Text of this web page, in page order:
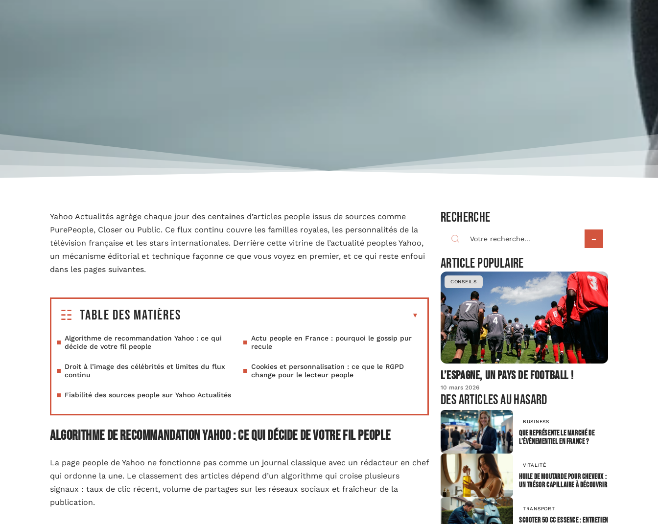
Yahoo Actualités agrège chaque jour des centaines d’articles people issus de sources comme
PurePeople, Closer ou Public. Ce flux continu couvre les familles royales, les personnalités de la
télévision française et les stars internationales. Derrière cette vitrine de l’actualité peoples Yahoo,
un mécanisme éditorial et technique façonne ce que vous voyez en premier, et ce qui reste enfoui
dans les pages suivantes.
Table des matières
Algorithme de recommandation Yahoo : ce qui
décide de votre fil people
Actu people en France : pourquoi le gossip pur
recule
Droit à l’image des célébrités et limites du flux
continu
Cookies et personnalisation : ce que le RGPD
change pour le lecteur people
Fiabilité des sources people sur Yahoo Actualités
Algorithme de recommandation Yahoo : ce qui décide de votre fil people
La page people de Yahoo ne fonctionne pas comme un journal classique avec un rédacteur en chef
qui ordonne la une. Le classement des articles dépend d’un algorithme qui croise plusieurs
signaux : taux de clic récent, volume de partages sur les réseaux sociaux et fraîcheur de la
publication.
Recherche
Article populaire
CONSEILS
L’Espagne, un pays de football !
10 mars 2026
Des articles au hasard
BUSINESS
Que représente le marché de
l’évènementiel en France ?
VITALITÉ
Huile de moutarde pour cheveux :
un trésor capillaire à découvrir
TRANSPORT
Scooter 50 cc essence : entretien